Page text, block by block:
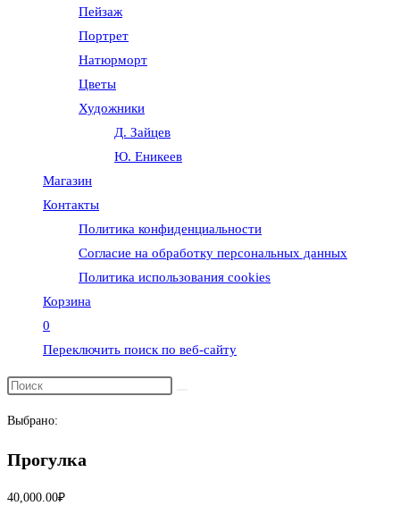
Пейзаж
Портрет
Натюрморт
Цветы
Художники
Д. Зайцев
Ю. Еникеев
Магазин
Контакты
Политика конфиденциальности
Согласие на обработку персональных данных
Политика использования cookies
Корзина
0
Переключить поиск по веб-сайту
Выбрано:
Прогулка
40,000.00₽